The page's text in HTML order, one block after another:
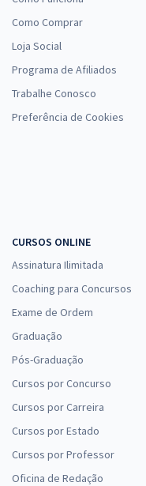
Como Comprar
Loja Social
Programa de Afiliados
Trabalhe Conosco
Preferência de Cookies
CURSOS ONLINE
Assinatura Ilimitada
Coaching para Concursos
Exame de Ordem
Graduação
Pós-Graduação
Cursos por Concurso
Cursos por Carreira
Cursos por Estado
Cursos por Professor
Oficina de Redação